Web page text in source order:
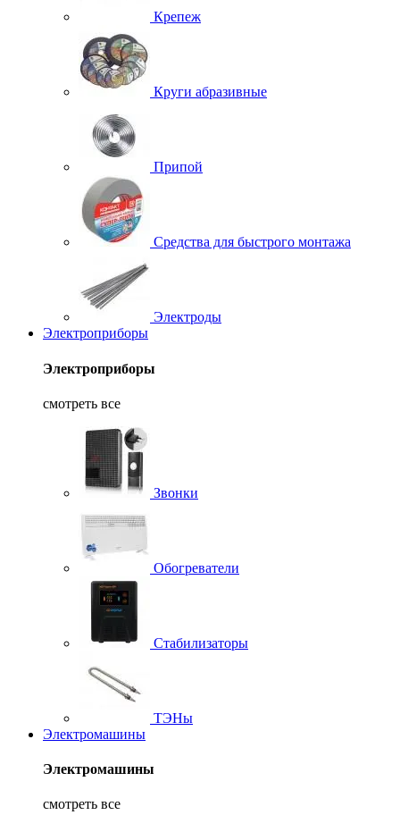
Крепеж
Круги абразивные
Припой
Средства для быстрого монтажа
Электроды
Электроприборы
Электроприборы
смотреть все
Звонки
Обогреватели
Стабилизаторы
ТЭНы
Электромашины
Электромашины
смотреть все